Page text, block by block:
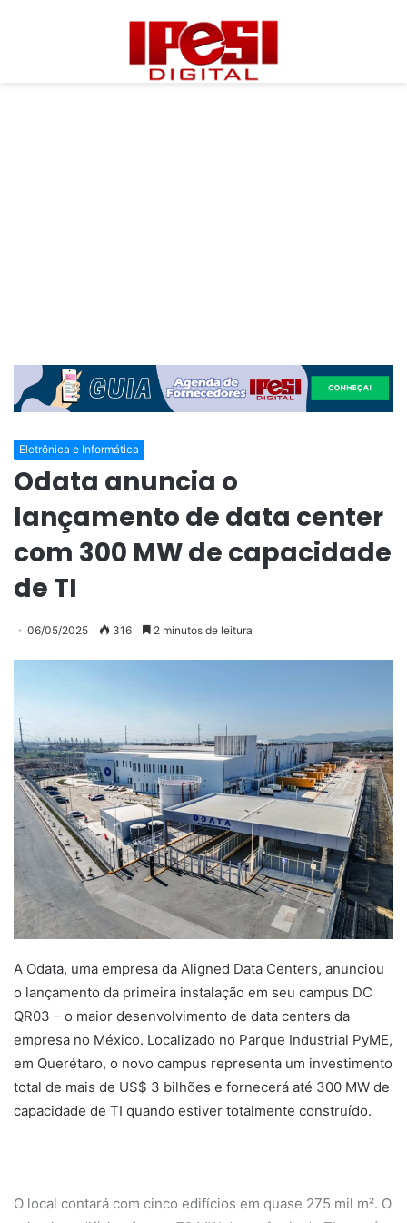
Eletrônica e Informática
Odata anuncia o
lançamento de data center
com 300 MW de capacidade
de TI
06/05/2025 316 2 minutos de leitura
A Odata, uma empresa da Aligned Data Centers, anunciou
o lançamento da primeira instalação em seu campus DC
QR03 – o maior desenvolvimento de data centers da
empresa no México. Localizado no Parque Industrial PyME,
em Querétaro, o novo campus representa um investimento
total de mais de US$ 3 bilhões e fornecerá até 300 MW de
capacidade de TI quando estiver totalmente construído.
O local contará com cinco edifícios em quase 275 mil m². O